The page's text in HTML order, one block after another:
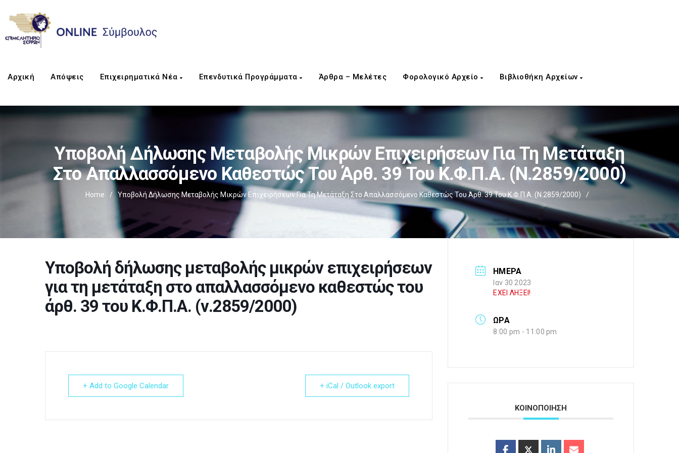
Αρχική Απόψεις Επιχειρηματικά Νέα Επενδυτικά Προγράμματα Άρθρα – Μελέτες Φορολογικό Αρχείο Βιβλιοθήκη Αρχείων
Υποβολή Δήλωσης Μεταβολής Μικρών Επιχειρήσεων Για Τη Μετάταξη
Στο Απαλλασσόμενο Καθεστώς Του Άρθ. 39 Του Κ.Φ.Π.Α. (ν.2859/2000)
Home / Υποβολή Δήλωσης Μεταβολής Μικρών Επιχειρήσεων Για Τη Μετάταξη Στο Απαλλασσόμενο Καθεστώς Του Άρθ. 39 Του Κ.Φ.Π.Α. (ν.2859/2000) /
Υποβολή δήλωσης μεταβολής μικρών επιχειρήσεων
για τη μετάταξη στο απαλλασσόμενο καθεστώς του
άρθ. 39 του Κ.Φ.Π.Α. (ν.2859/2000)
+ Add to Google Calendar + iCal / Outlook export
ΗΜΕΡΑ
Ιαν 30 2023
ΕΧΕΙ ΛΗΞΕΙ!
ΩΡΑ
8:00 pm - 11:00 pm
ΚΟΙΝΟΠΟΙΗΣΗ